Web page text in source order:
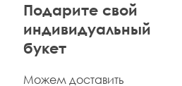
Подарите свой
индивидуальный
букет
Можем доставить